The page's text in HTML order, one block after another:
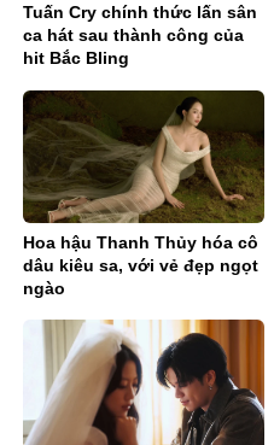
Tuấn Cry chính thức lấn sân
ca hát sau thành công của
hit Bắc Bling
Hoa hậu Thanh Thủy hóa cô
dâu kiêu sa, với vẻ đẹp ngọt
ngào